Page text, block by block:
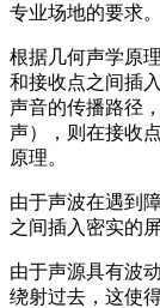
专业场地的要求。
根据几何声学原
和接收点之间插
声音的传播路径
声），则在接收
原理。
由于声波在遇到
之间插入密实的
由于声源具有波
绕射过去，这使